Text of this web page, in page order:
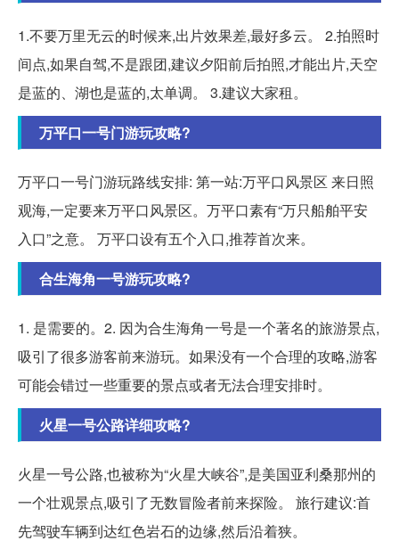
1.不要万里无云的时候来,出片效果差,最好多云。 2.拍照时
间点,如果自驾,不是跟团,建议夕阳前后拍照,才能出片,天空
是蓝的、湖也是蓝的,太单调。 3.建议大家租。
万平口一号门游玩攻略?
万平口一号门游玩路线安排: 第一站:万平口风景区 来日照
观海,一定要来万平口风景区。万平口素有“万只船舶平安
入口”之意。 万平口设有五个入口,推荐首次来。
合生海角一号游玩攻略?
1. 是需要的。2. 因为合生海角一号是一个著名的旅游景点,
吸引了很多游客前来游玩。如果没有一个合理的攻略,游客
可能会错过一些重要的景点或者无法合理安排时。
火星一号公路详细攻略?
火星一号公路,也被称为“火星大峡谷”,是美国亚利桑那州的
一个壮观景点,吸引了无数冒险者前来探险。 旅行建议:首
先驾驶车辆到达红色岩石的边缘,然后沿着狭。